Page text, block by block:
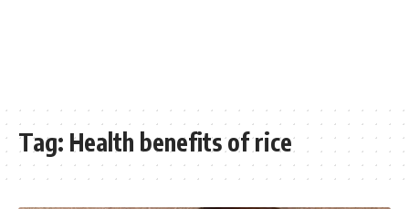
Tag: Health benefits of rice